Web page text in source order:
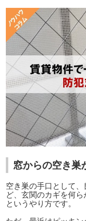
窓からの空き巣
空き巣の手口として
ど、玄関のカギを何
というやり方です。